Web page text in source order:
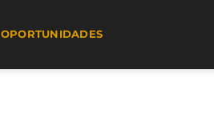
OPORTUNIDADES